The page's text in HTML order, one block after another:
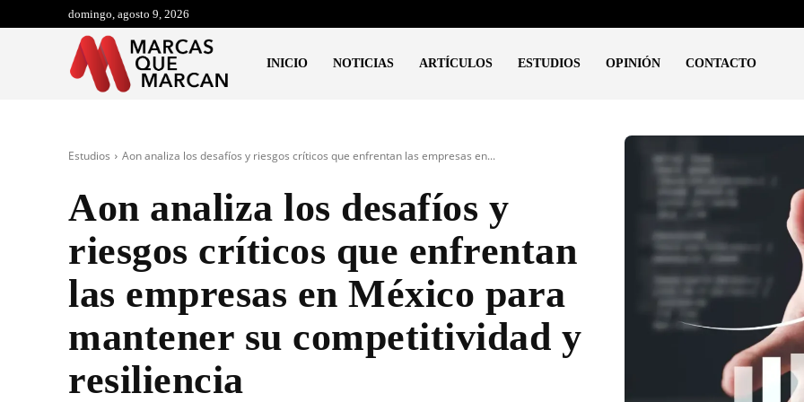
domingo, agosto 9, 2026
INICIO NOTICIAS ARTÍCULOS ESTUDIOS OPINIÓN CONTACTO
Estudios Aon analiza los desafíos y riesgos críticos que enfrentan las empresas en...
Aon analiza los desafíos y
riesgos críticos que enfrentan
las empresas en México para
mantener su competitividad y
resiliencia